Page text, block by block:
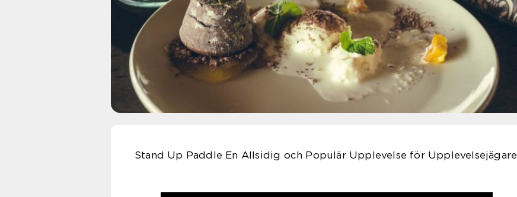
Stand Up Paddle En Allsidig och Populär Upplevelse för Upplevelsejägare